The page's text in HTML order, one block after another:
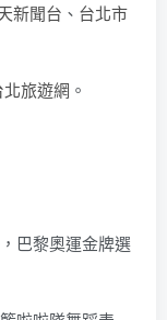
新聞台 、 台北市
北旅遊網 。
巴黎奧運金牌選